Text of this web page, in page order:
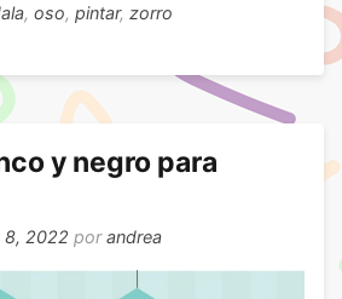
, oso, pintar, zorro
y negro para
8, 2022 porandrea